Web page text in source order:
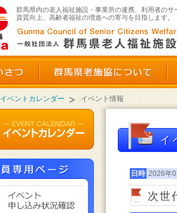
群馬県内の老人福祉施設・事業所の連携、利用者のサ
資質向上、高齢者福祉の増進への寄与を目指します。
ごあいさつ 群
イベントカレンダー イベント情報
イ
日時 2026年
次世
イベント申し込み状況確